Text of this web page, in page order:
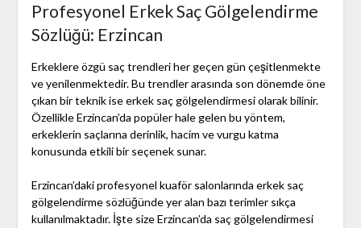
Profesyonel Erkek Saç Gölgelendirme
Sözlüğü: Erzincan
Erkeklere özgü saç trendleri her geçen gün çeşitlenmekte
ve yenilenmektedir. Bu trendler arasında son dönemde öne
çıkan bir teknik ise erkek saç gölgelendirmesi olarak bilinir.
Özellikle Erzincan’da popüler hale gelen bu yöntem,
erkeklerin saçlarına derinlik, hacim ve vurgu katma
konusunda etkili bir seçenek sunar.
Erzincan’daki profesyonel kuaför salonlarında erkek saç
gölgelendirme sözlüğünde yer alan bazı terimler sıkça
kullanılmaktadır. İşte size Erzincan’da saç gölgelendirmesi